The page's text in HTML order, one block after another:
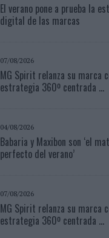
El verano pone a prueba la
digital de las marcas
07/08/2026
MG Spirit relanza su marca
estrategia 360º centrada ...
04/08/2026
Babaria y Maxibon son ‘el
perfecto del verano’
07/08/2026
MG Spirit relanza su marca
estrategia 360º centrada ...